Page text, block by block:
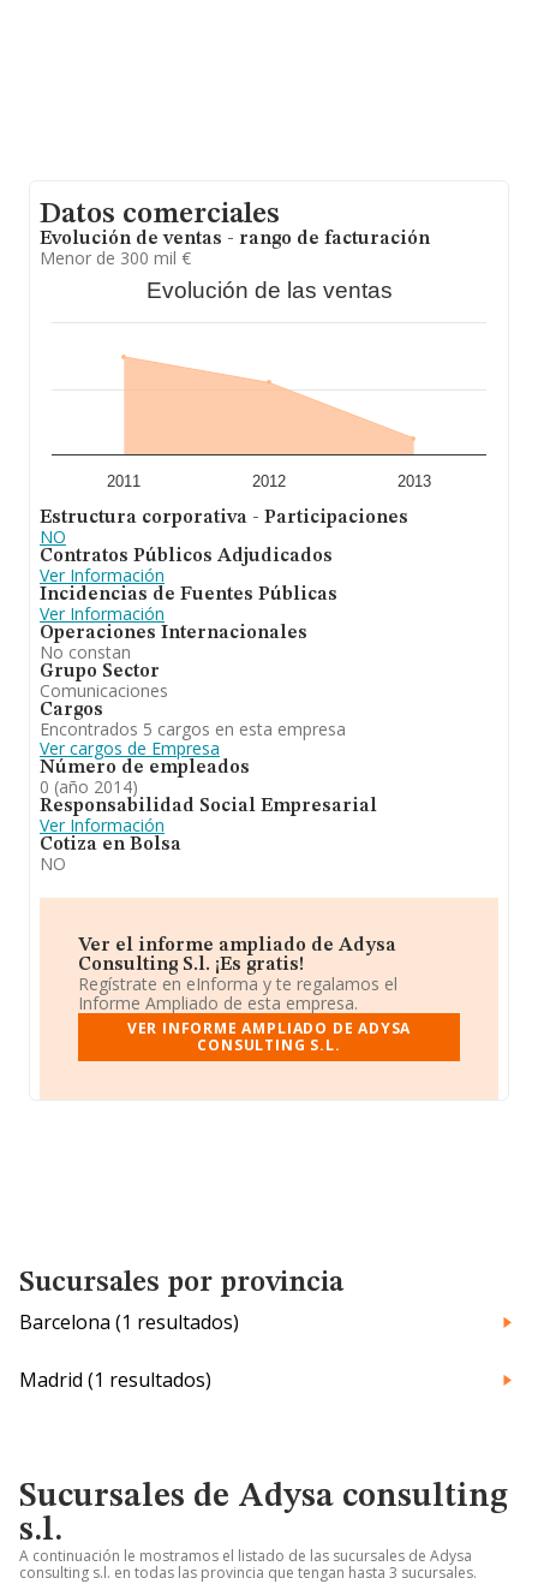
Datos comerciales
Evolución de ventas - rango de facturación
Menor de 300 mil €
Evolución de las ventas
2011 2012 2013
Estructura corporativa - Participaciones
NO
Contratos Públicos Adjudicados
Ver Información
Incidencias de Fuentes Públicas
Ver Información
Operaciones Internacionales
No constan
Grupo Sector
Comunicaciones
Cargos
Encontrados 5 cargos en esta empresa
Ver cargos de Empresa
Número de empleados
0 (año 2014)
Responsabilidad Social Empresarial
Ver Información
Cotiza en Bolsa
NO
Ver el informe ampliado de Adysa
Consulting S.l. ¡Es gratis!
Regístrate en eInforma y te regalamos el
Informe Ampliado de esta empresa.
VER INFORME AMPLIADO DE ADYSA
CONSULTING S.L.
Sucursales por provincia
Barcelona (1 resultados)
Madrid (1 resultados)
Sucursales de Adysa consulting
s.l.
A continuación le mostramos el listado de las sucursales de Adysa
consulting s.l. en todas las provincia que tengan hasta 3 sucursales.